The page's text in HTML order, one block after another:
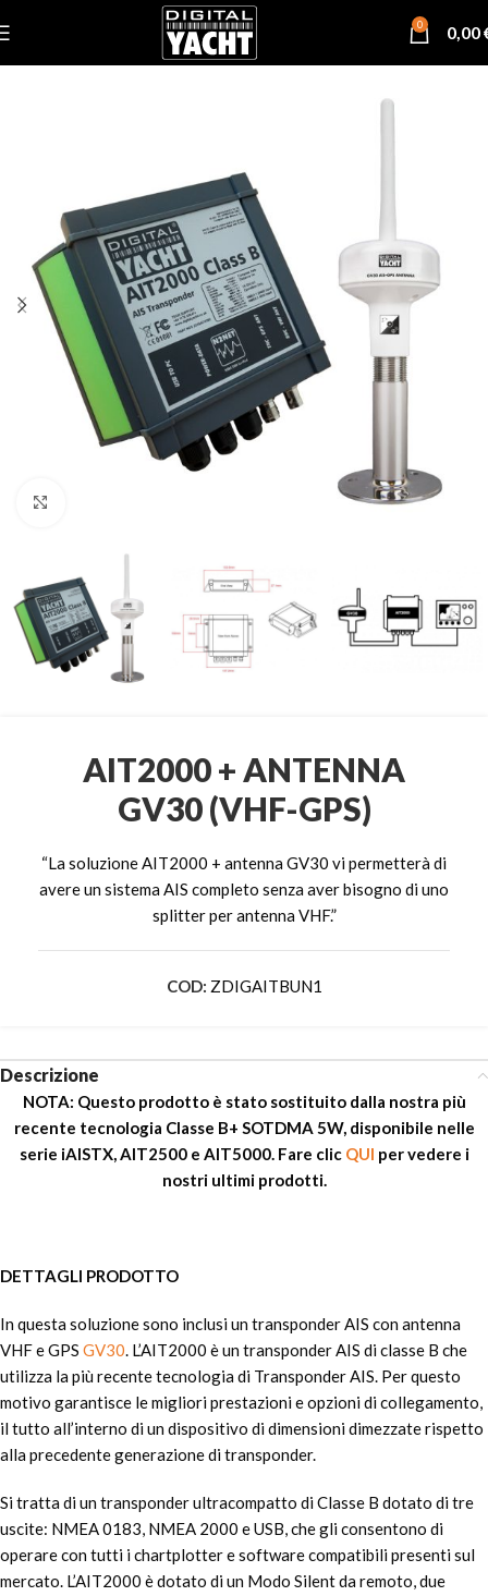
0 0,00
AIT2000 + ANTENNA
GV30 (VHF-GPS)
“La soluzione AIT2000 + antenna GV30 vi permetterà di
avere un sistema AIS completo senza aver bisogno di uno
splitter per antenna VHF.”
COD: ZDIGAITBUN1
Descrizione
NOTA: Questo prodotto è stato sostituito dalla nostra più
recente tecnologia Classe B+ SOTDMA 5W, disponibile nelle
serie iAISTX, AIT2500 e AIT5000. Fare clic QUI per vedere i
nostri ultimi prodotti.
DETTAGLI PRODOTTO
In questa soluzione sono inclusi un transponder AIS con antenna
VHF e GPS GV30. L’AIT2000 è un transponder AIS di classe B che
utilizza la più recente tecnologia di Transponder AIS. Per questo
motivo garantisce le migliori prestazioni e opzioni di collegamento,
il tutto all’interno di un dispositivo di dimensioni dimezzate rispetto
alla precedente generazione di transponder.
Si tratta di un transponder ultracompatto di Classe B dotato di tre
uscite: NMEA 0183, NMEA 2000 e USB, che gli consentono di
operare con tutti i chartplotter e software compatibili presenti sul
mercato. L’AIT2000 è dotato di un Modo Silent da remoto, due